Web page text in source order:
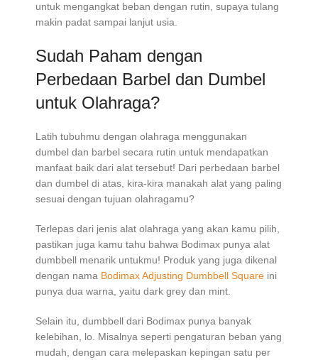
untuk mengangkat beban dengan rutin, supaya tulang
makin padat sampai lanjut usia.
Sudah Paham dengan
Perbedaan Barbel dan Dumbel
untuk Olahraga?
Latih tubuhmu dengan olahraga menggunakan
dumbel dan barbel secara rutin untuk mendapatkan
manfaat baik dari alat tersebut! Dari perbedaan barbel
dan dumbel di atas, kira-kira manakah alat yang paling
sesuai dengan tujuan olahragamu?
Terlepas dari jenis alat olahraga yang akan kamu pilih,
pastikan juga kamu tahu bahwa Bodimax punya alat
dumbbell menarik untukmu! Produk yang juga dikenal
dengan nama Bodimax Adjusting Dumbbell Square ini
punya dua warna, yaitu dark grey dan mint.
Selain itu, dumbbell dari Bodimax punya banyak
kelebihan, lo. Misalnya seperti pengaturan beban yang
mudah, dengan cara melepaskan kepingan satu per